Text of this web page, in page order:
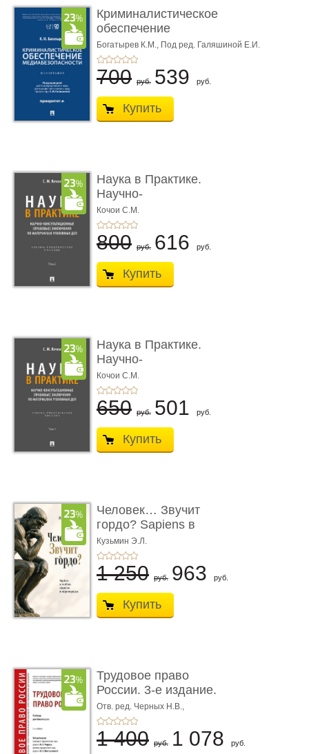
Криминалистическое
обеспечение
медиабезопас� ...
Богатырев К.М., Под ред. Галяшиной Е.И.
700 руб. 539 руб.
Купить
Наука в Практике.
Научно-
консультационные (пра
...
Кочои С.М.
800 руб. 616 руб.
Купить
Наука в Практике.
Научно-
консультационные (пра
...
Кочои С.М.
650 руб. 501 руб.
Купить
Человек… Звучит
гордо? Sapiens в
тенётах социума � ...
Кузьмин Э.Л.
1 250 руб. 963 руб.
Купить
Трудовое право
России. 3-е издание.
Учебник для ...
Отв. ред. Черных Н.В.,
Шестерякова И.В.
1 400 руб. 1 078 руб.